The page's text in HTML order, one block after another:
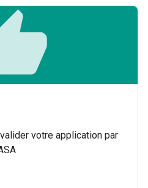
votre application par